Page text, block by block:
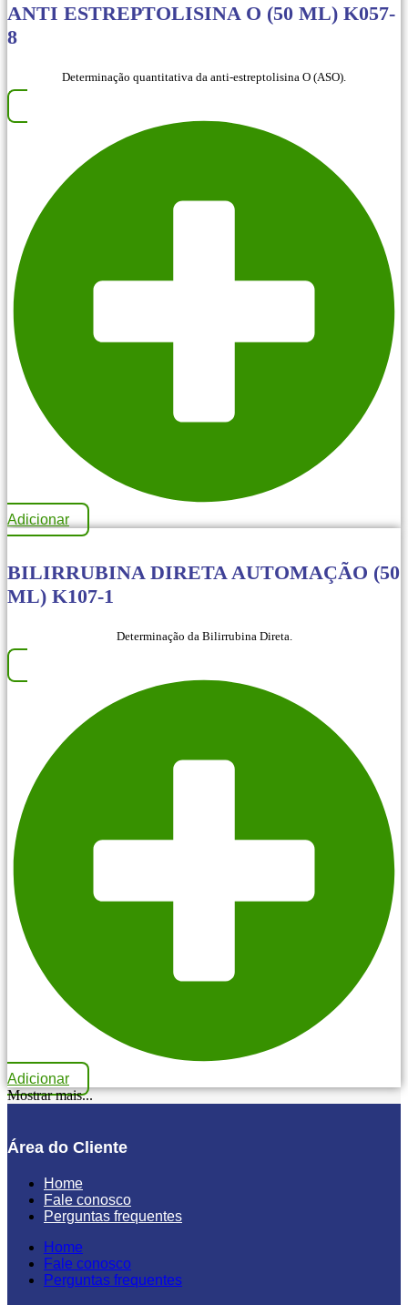
ANTI ESTREPTOLISINA O (50 ML) K057-
8
Determinação quantitativa da anti-estreptolisina O (ASO).
Adicionar
BILIRRUBINA DIRETA AUTOMAÇÃO (50
ML) K107-1
Determinação da Bilirrubina Direta.
Adicionar
Mostrar mais...
Área do Cliente
Home
Fale conosco
Perguntas frequentes
Home
Fale conosco
Perguntas frequentes